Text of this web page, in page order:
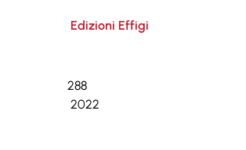
Edizioni Effigi
288
2022